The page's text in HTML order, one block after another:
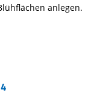
anlegen.